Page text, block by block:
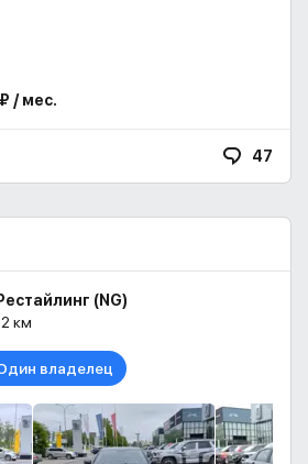
/ мес.
47
(NG)
км
владелец